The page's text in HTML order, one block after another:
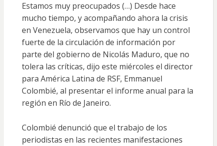
Estamos muy preocupados (…) Desde hace
mucho tiempo, y acompañando ahora la crisis
en Venezuela, observamos que hay un control
fuerte de la circulación de información por
parte del gobierno de Nicolás Maduro, que no
tolera las críticas, dijo este miércoles el director
para América Latina de RSF, Emmanuel
Colombié, al presentar el informe anual para la
región en Río de Janeiro.
Colombié denunció que el trabajo de los
periodistas en las recientes manifestaciones